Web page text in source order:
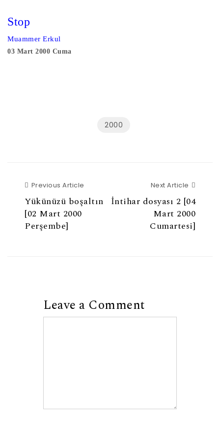
Stop
Muammer Erkul
03 Mart 2000 Cuma
2000
Previous Article
Yükünüzü boşaltın
[02 Mart 2000
Perşembe]
Next Article
İntihar dosyası 2 [04
Mart 2000
Cumartesi]
Leave a Comment